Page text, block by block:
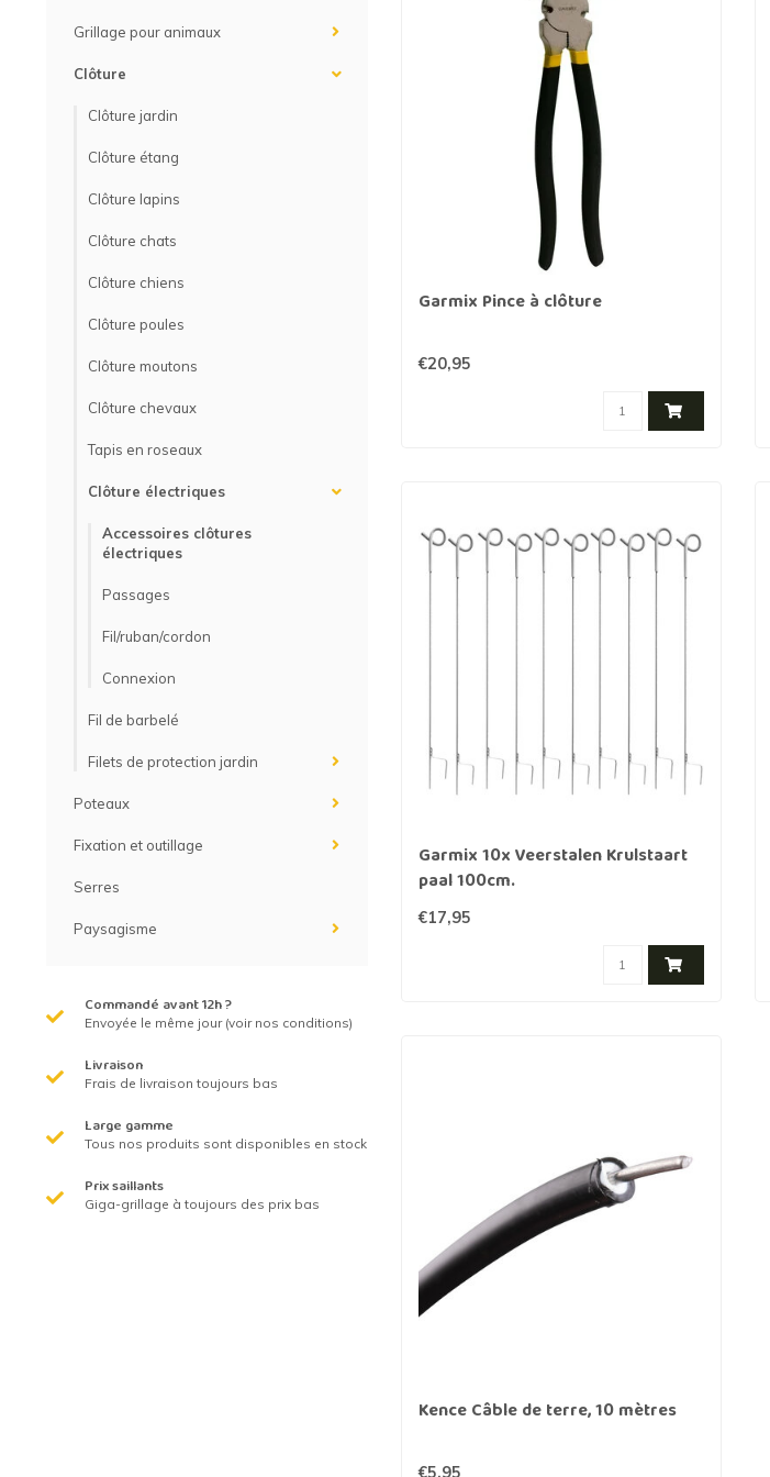
Tapis en roseaux
Clôture électriques
Fil de barbelé
Filets de protection jardin
Grillage pour animaux
Clôture
Clôture jardin
Clôture étang
Clôture lapins
Clôture chats
Clôture chiens
Clôture poules
Clôture moutons
Clôture chevaux
Tapis en roseaux
Clôture électriques
Accessoires clôtures
électriques
Passages
Fil/ruban/cordon
Connexion
Fil de barbelé
Filets de protection jardin
Poteaux
Fixation et outillage
Serres
Paysagisme
Commandé avant 12h ?
Envoyée le même jour (voir nos conditions)
Livraison
Frais de livraison toujours bas
Large gamme
Tous nos produits sont disponibles en stock
Prix saillants
Giga-grillage à toujours des prix bas
Garmix Pince à clôture
€20,95
Garmix 10x Veerstalen Krulstaart
paal 100cm.
€17,95
Kence Câble de terre, 10 mètres
€5,95